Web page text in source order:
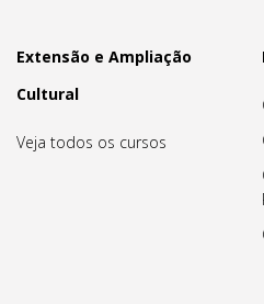
Extensão e Ampliação
Cultural
Veja todos os cursos